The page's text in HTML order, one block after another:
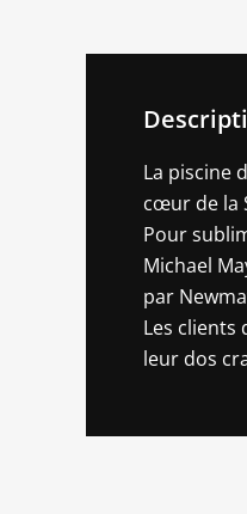
La piscine
cœur de la
Pour
Michael
par
Les clients
leur dos